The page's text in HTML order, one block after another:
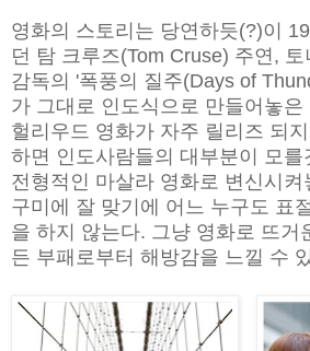
영화의 스토리는 당연하듯(?)이
던 탐 크루즈(Tom Cruse) 주연,
감독의 '폭풍의 질주(Days of
가 그대로 인도식으로 만들어놓
헐리우드 영화가 자주 릴리즈 되
하면 인도사람들의 대부분이 모를
전형적인 마살라 영화로 변신시켜
구미에 잘 맞기에 어느 누구도 표
을 하지 않는다. 그냥 영화로 뜨거
든 부패로부터 해방감을 느낄 수